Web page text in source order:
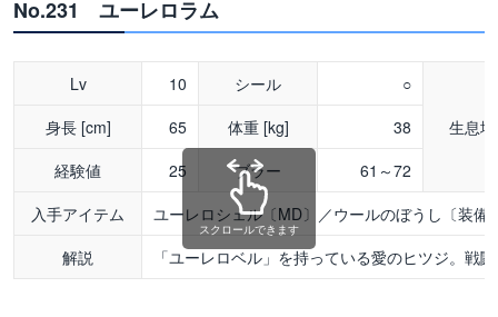
No.231 ユーレロラム
Lv 10 シール
○
生息地
身長 [cm] 65 体重 [kg]
38
経験値
25 ブラー
61～72
入手アイテム
ユーレロシェル〔MD〕／ウールのぼうし〔装備
解説
「ユーレロベル」を持っている愛のヒツジ。戦
スクロールできます